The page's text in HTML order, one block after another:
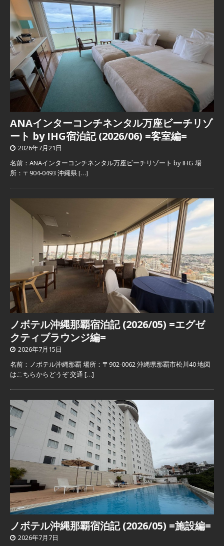
ANAインターコンチネンタル万座ビーチリゾ
ート by IHG宿泊記 (2026/06) =客室編=
2026年7月21日
名前：ANAインターコンチネンタル万座ビーチリゾート by IHG 場
所：〒904-0493 沖縄県[…]
ノボテル沖縄那覇宿泊記 (2026/05) =エグゼ
クティブラウンジ編=
2026年7月15日
名前：ノボテル沖縄那覇 場所：〒902-0062 沖縄県那覇市松川40 地図
はこちらからどうぞ 交通 […]
ノボテル沖縄那覇宿泊記 (2026/05) =施設編=
2026年7月7日